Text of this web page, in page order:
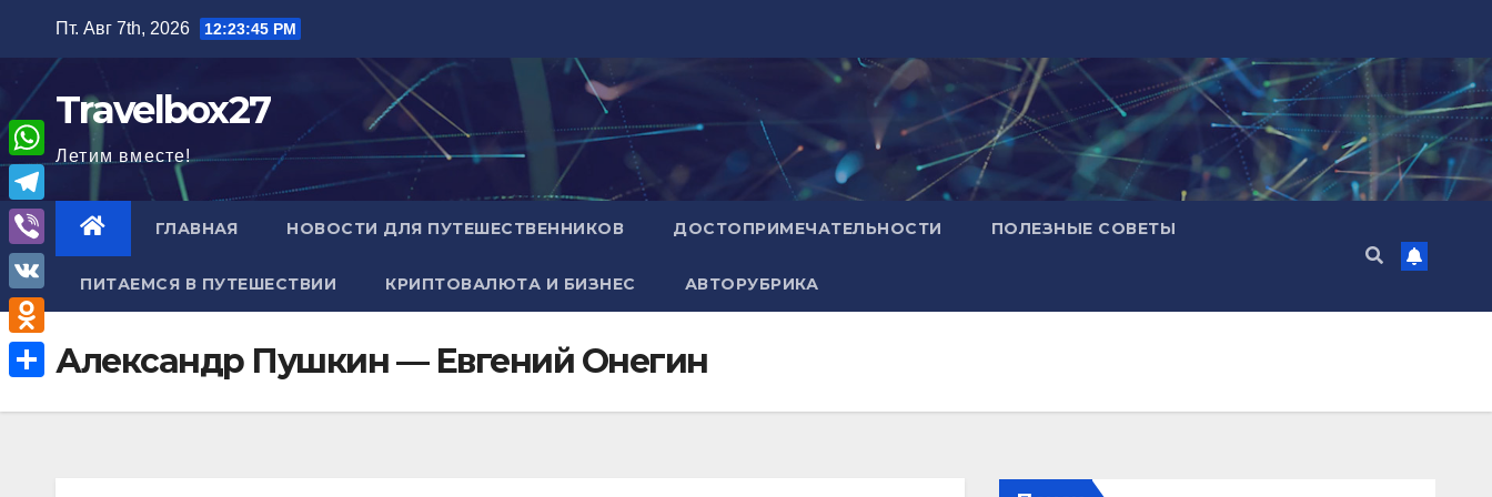
содержимому
Пт. Авг 7th, 2026 12:23:46 PM
Travelbox27
Летим вместе!
ГЛАВНАЯ НОВОСТИ ДЛЯ ПУТЕШЕСТВЕННИКОВ ДОСТОПРИМЕЧАТЕЛЬНОСТИ ПОЛЕЗНЫЕ СОВЕТЫ
ПИТАЕМСЯ В ПУТЕШЕСТВИИ КРИПТОВАЛЮТА И БИЗНЕС АВТОРУБРИКА
Александр Пушкин — Евгений Онегин
W
h
a
A
T
e
l
e
g
V
i
b
e
V
K
O